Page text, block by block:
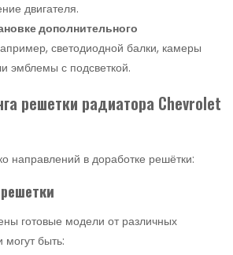
двигателя.
дополнительного
светодиодной балки, камеры
эмблемы с подсветкой.
решетки радиатора Chevrolet
направлений в доработке решётки:
готовые модели от различных
быть: